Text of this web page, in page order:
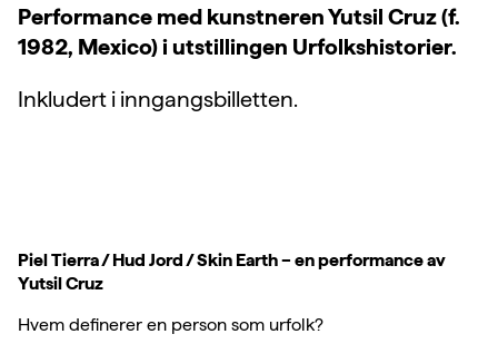
Performance med kunstneren Yutsil Cruz (f.
1982, Mexico) i utstillingen Urfolkshistorier.
Inkludert i inngangsbilletten.
Piel Tierra / Hud Jord / Skin Earth – en performance av
Yutsil Cruz
Hvem definerer en person som urfolk?